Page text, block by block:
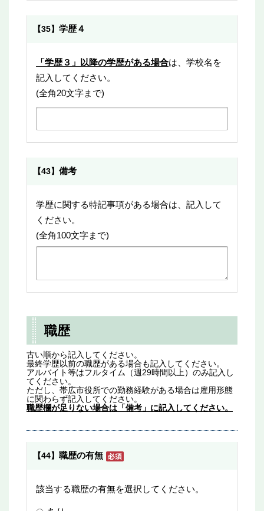
【35】 学歴４
「学歴３」以降の学歴がある場合は、学校名を
記入してください。
(全角20文字まで)
【43】 備考
学歴に関する特記事項がある場合は、記入して
ください。
(全角100文字まで)
職歴
古い順から記入してください。
最終学歴以前の職歴がある場合も記入してください。
アルバイト等はフルタイム（週29時間以上）のみ記入し
てください。
ただし、帯広市役所での勤務経験がある場合は雇用形態
に関わらず記入してください。
職歴欄が足りない場合は「備考」に記入してください。
【44】 職歴の有無
該当する職歴の有無を選択してください。